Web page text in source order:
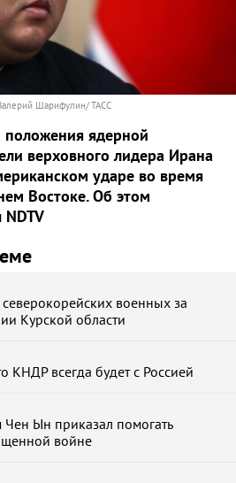
Шарифулин/ ТАСС
ядерной
верховного лидера Ирана
ударе во время
Востоке. Об этом
NDTV
военных за
Курской области
КНДР всегда будет с Россией
Ын приказал помогать
войне